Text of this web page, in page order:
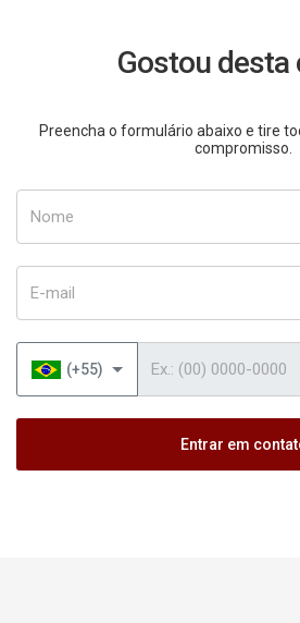
Gostou desta
Preencha o formulário abaixo e tire
compromisso.
(+55)
Entrar em